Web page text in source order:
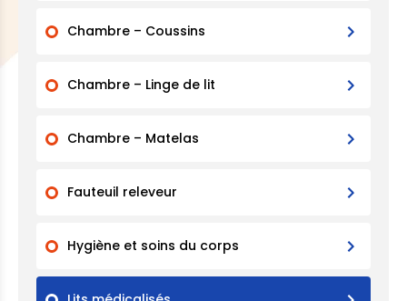
Chambre – Coussins
Chambre – Linge de lit
Chambre – Matelas
Fauteuil releveur
Hygiène et soins du corps